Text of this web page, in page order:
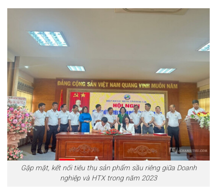
Gặp mặt, kết nối tiêu thụ sản phẩm sầu riêng giữa Doanh
nghiệp và HTX trong năm 2023